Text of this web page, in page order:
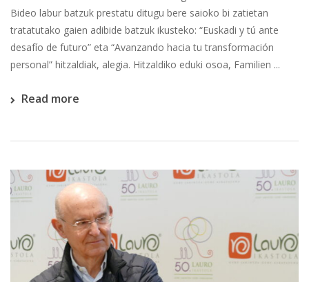
Bideo labur batzuk prestatu ditugu bere saioko bi zatietan
tratatutako gaien adibide batzuk ikusteko: “Euskadi y tú ante
desafío de futuro” eta “Avanzando hacia tu transformación
personal” hitzaldiak, alegia. Hitzaldiko eduki osoa, Familien ...
Read more